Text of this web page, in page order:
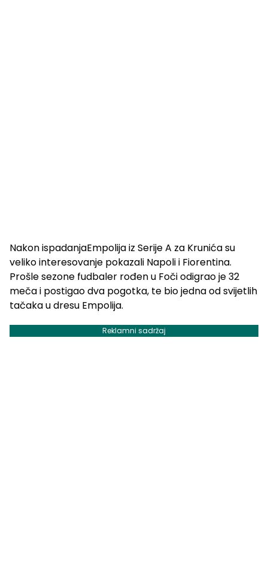
Nakon ispadanjaEmpolija iz Serije A za Krunića su
veliko interesovanje pokazali Napoli i Fiorentina.
Prošle sezone fudbaler rođen u Foči odigrao je 32
meča i postigao dva pogotka, te bio jedna od svijetlih
tačaka u dresu Empolija.
Reklamni sadržaj